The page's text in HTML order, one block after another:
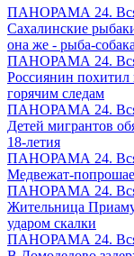
ПАНОРАМА 24. Вся
Сахалинские
она же - рыба-собака
ПАНОРАМА 24. Вся
Россиянин похитил
горячим следам
ПАНОРАМА 24. Вся
Детей мигрантов
18-летия
ПАНОРАМА 24. Вся
Медвежат-
ПАНОРАМА 24. Вся
Жительница
ударом скалки
ПАНОРАМА 24. Вся